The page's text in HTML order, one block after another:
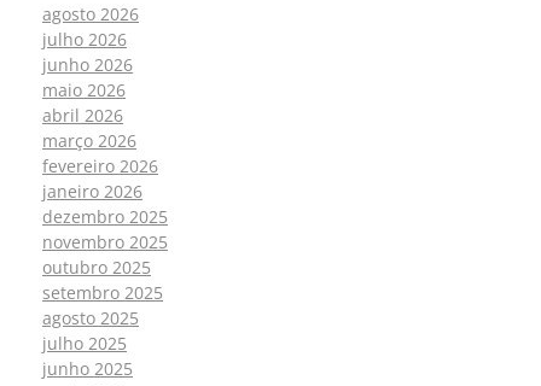
agosto 2026
julho 2026
junho 2026
maio 2026
abril 2026
março 2026
fevereiro 2026
janeiro 2026
dezembro 2025
novembro 2025
outubro 2025
setembro 2025
agosto 2025
julho 2025
junho 2025